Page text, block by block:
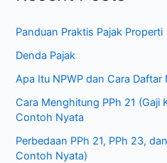
Panduan Praktis Pajak Properti
Denda Pajak
Apa Itu NPWP dan Cara Daftar
Cara Menghitung PPh 21 (Gaji
Contoh Nyata
Perbedaan PPh 21, PPh 23,
Contoh Nyata)